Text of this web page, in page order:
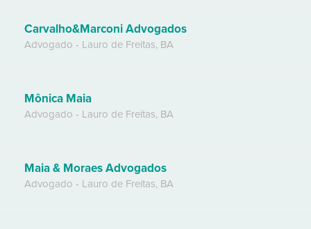
Carvalho&Marconi Advogados
Advogado - Lauro de Freitas, BA
Mônica Maia
Advogado - Lauro de Freitas, BA
Maia & Moraes Advogados
Advogado - Lauro de Freitas, BA